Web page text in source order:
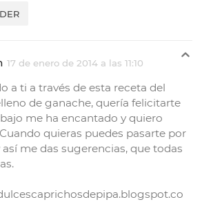
17 de enero de 2014 a las 11:10
a ti a través de esta receta del
de ganache, quería felicitarte
me ha encantado y quiero
quieras puedes pasarte por
me das sugerencias, que todas